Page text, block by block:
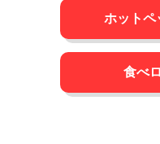
ホットペ
食べ